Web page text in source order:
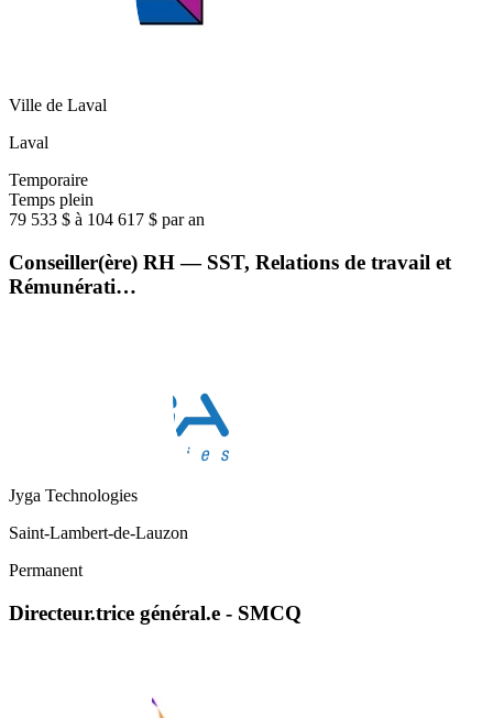
Ville de Laval
Laval
Temporaire
Temps plein
79 533 $ à 104 617 $ par an
Conseiller(ère) RH — SST, Relations de travail et
Rémunérati…
Jyga Technologies
Saint-Lambert-de-Lauzon
Permanent
Directeur.trice général.e - SMCQ